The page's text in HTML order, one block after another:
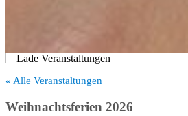
« Alle Veranstaltungen
Weihnachtsferien 2026